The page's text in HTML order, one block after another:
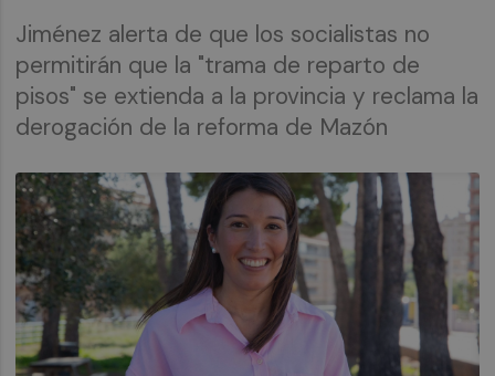
Jiménez alerta de que los socialistas no
permitirán que la "trama de reparto de
pisos" se extienda a la provincia y reclama la
derogación de la reforma de Mazón